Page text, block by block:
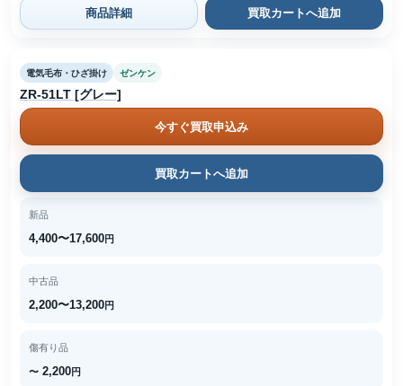
商品詳細 買取カートへ追加
電気毛布・ひざ掛け ゼンケン
ZR-51LT [グレー]
今すぐ買取申込み
買取カートへ追加
新品
4,400〜17,600円
中古品
2,200〜13,200円
傷有り品
〜 2,200円